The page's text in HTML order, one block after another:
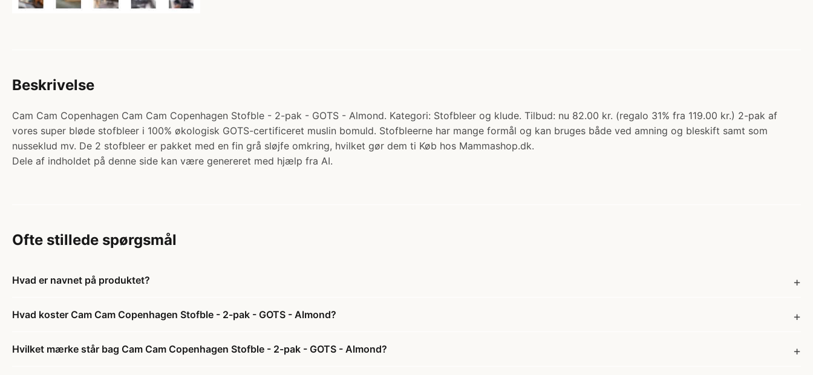
Beskrivelse
Cam Cam Copenhagen Cam Cam Copenhagen Stofble - 2-pak - GOTS - Almond. Kategori: Stofbleer og klude. Tilbud: nu 82.00 kr. (regalo 31% fra 119.00 kr.) 2-pak af
vores super bløde stofbleer i 100% økologisk GOTS-certificeret muslin bomuld. Stofbleerne har mange formål og kan bruges både ved amning og bleskift samt som
nusseklud mv. De 2 stofbleer er pakket med en fin grå sløjfe omkring, hvilket gør dem ti Køb hos Mammashop.dk.
Dele af indholdet på denne side kan være genereret med hjælp fra AI.
Ofte stillede spørgsmål
Hvad er navnet på produktet?
Hvad koster Cam Cam Copenhagen Stofble - 2-pak - GOTS - Almond?
Hvilket mærke står bag Cam Cam Copenhagen Stofble - 2-pak - GOTS - Almond?